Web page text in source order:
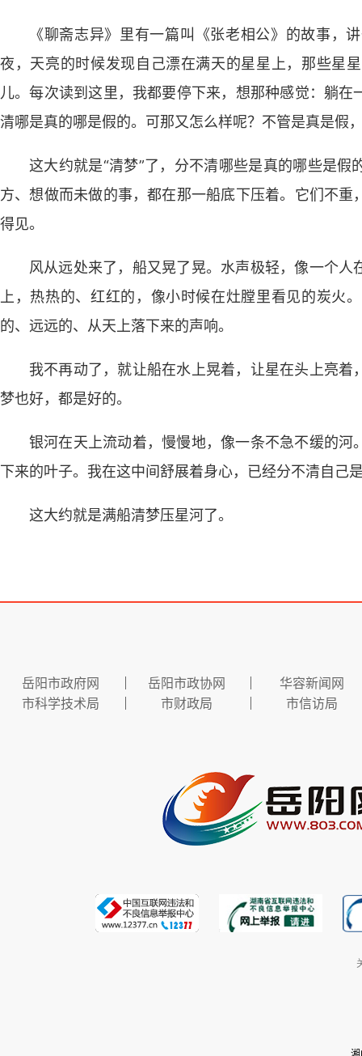
《聊斋志异》里有一篇叫《张老相公》的故事，
夜，天亮的时候发现自己漂在满天的星星上，那些星
儿。每次读到这里，我都要停下来，想那种感觉：躺
清哪是真的哪是假的。可那又怎么样呢？不管是真是假
这大约就是“清梦”了，分不清哪些是真的哪些是
方、想做而未做的事，都在那一船底下压着。它们不
得见。
风从远处来了，船又晃了晃。水声极轻，像一个
上，热热的、红红的，像小时候在灶膛里看见的炭火
的、远远的、从天上落下来的声响。
我不再动了，就让船在水上晃着，让星在头上亮
梦也好，都是好的。
银河在天上流动着，慢慢地，像一条不急不缓的
下来的叶子。我在这中间舒展着身心，已经分不清自己
这大约就是满船清梦压星河了。
岳阳市政府网 岳阳市政协网
华容新闻网
市科学技术局
市财政局 市信访局